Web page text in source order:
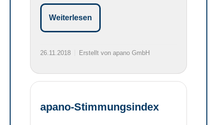
Weiterlesen
26.11.2018 Erstellt von apano GmbH
apano-Stimmungsindex